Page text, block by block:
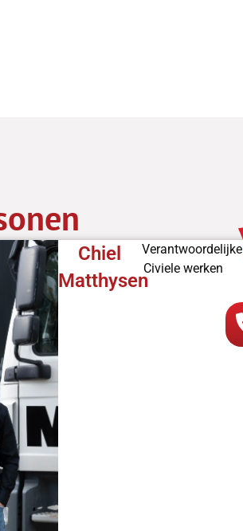
Chiel
Matthysen
Verantwoordelijke
Civiele werken